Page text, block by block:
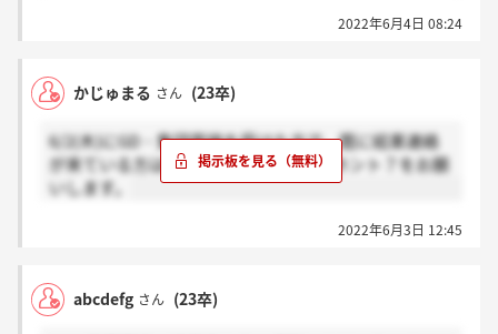
2022年6月4日 08:24
かじゅまる さん (23卒)
6/2(木)にGD・集団面接を受けた方で、既に結果連絡
が来ている方は感謝、来ていない方はホント？をお願
いします。
2022年6月3日 12:45
abcdefg さん (23卒)